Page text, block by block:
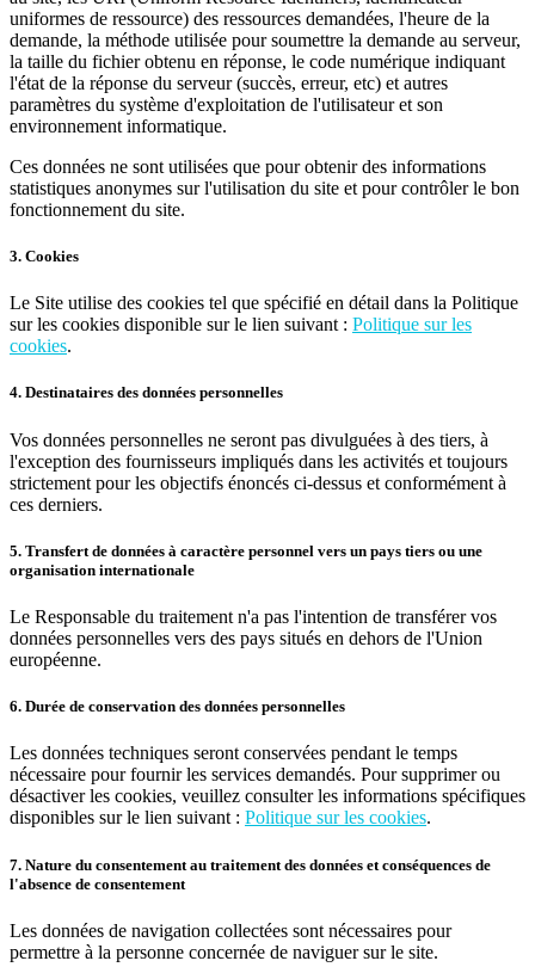
uniformes de ressource) des ressources demandées, l'heure de la
demande, la méthode utilisée pour soumettre la demande au serveur,
la taille du fichier obtenu en réponse, le code numérique indiquant
l'état de la réponse du serveur (succès, erreur, etc) et autres
paramètres du système d'exploitation de l'utilisateur et son
environnement informatique.
Ces données ne sont utilisées que pour obtenir des informations
statistiques anonymes sur l'utilisation du site et pour contrôler le bon
fonctionnement du site.
3. Cookies
Le Site utilise des cookies tel que spécifié en détail dans la Politique
sur les cookies disponible sur le lien suivant : Politique sur les
cookies.
4. Destinataires des données personnelles
Vos données personnelles ne seront pas divulguées à des tiers, à
l'exception des fournisseurs impliqués dans les activités et toujours
strictement pour les objectifs énoncés ci-dessus et conformément à
ces derniers.
5. Transfert de données à caractère personnel vers un pays tiers ou une
organisation internationale
Le Responsable du traitement n'a pas l'intention de transférer vos
données personnelles vers des pays situés en dehors de l'Union
européenne.
6. Durée de conservation des données personnelles
Les données techniques seront conservées pendant le temps
nécessaire pour fournir les services demandés. Pour supprimer ou
désactiver les cookies, veuillez consulter les informations spécifiques
disponibles sur le lien suivant : Politique sur les cookies.
7. Nature du consentement au traitement des données et conséquences de
l'absence de consentement
Les données de navigation collectées sont nécessaires pour
permettre à la personne concernée de naviguer sur le site.